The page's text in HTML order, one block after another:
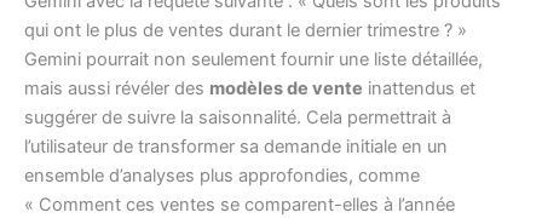
qui ont le plus de ventes durant le dernier trimestre ? »
Gemini pourrait non seulement fournir une liste détaillée,
mais aussi révéler des modèles de vente inattendus et
suggérer de suivre la saisonnalité. Cela permettrait à
l’utilisateur de transformer sa demande initiale en un
ensemble d’analyses plus approfondies, comme
« Comment ces ventes se comparent-elles à l’année